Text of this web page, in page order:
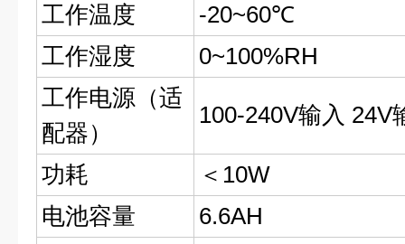
工作温度
-20~60℃
工作湿度
0~100%RH
工作电源（适
配器）
100-240V输入 24V
功耗
＜10W
电池容量
6.6AH